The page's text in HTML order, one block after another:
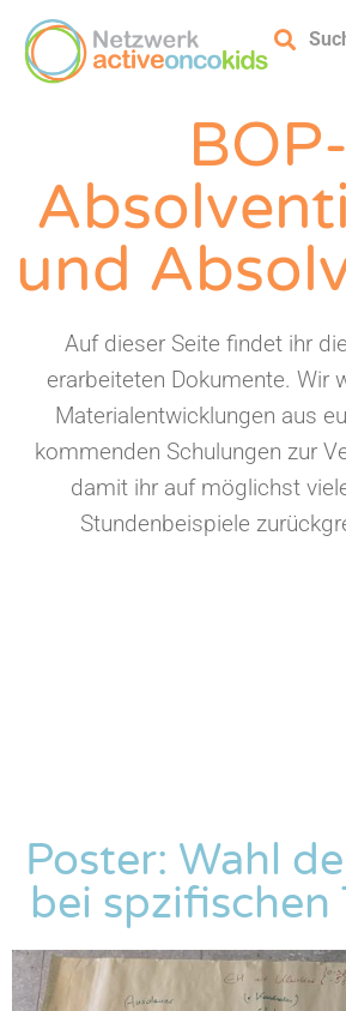
BOP-
und
Auf dieser Seite findet ihr
erarbeiteten Dokumente. Wir
Materialentwicklungen aus
kommenden Schulungen zur
damit ihr auf möglichst
Stundenbeispiele
Poster: Wahl
bei spzifischen